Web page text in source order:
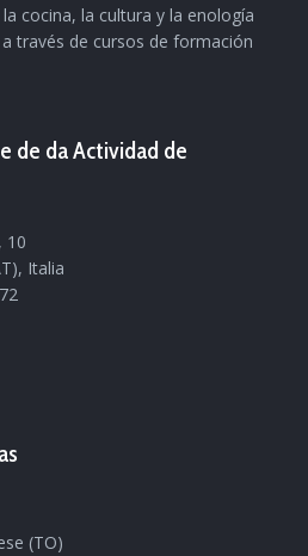
cocina, la cultura y la enología
través de cursos de formación
de da Actividad de
10
Italia
(TO)